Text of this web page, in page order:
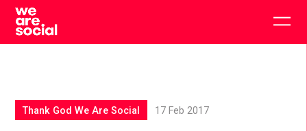
Skip
content
Thank God We Are Social 17 Feb 2017